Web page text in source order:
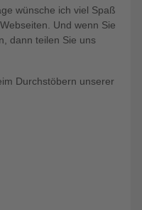
wünsche ich viel Spaß
Und wenn Sie
dann teilen Sie uns
Durchstöbern unserer